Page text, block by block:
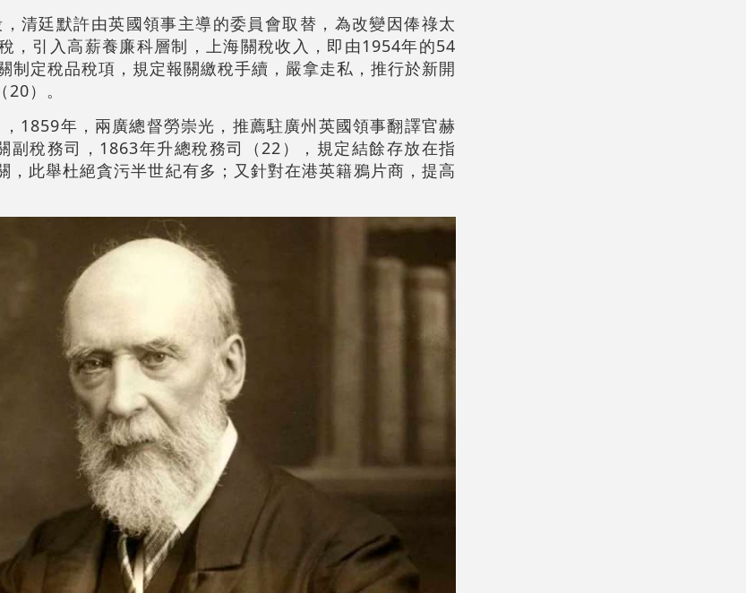
清廷默許由英國領事主導的委員會取替，為改變因俸祿太
，引入高薪養廉科層制，上海關稅收入，即由1954年的54
定稅品稅項，規定報關繳稅手續，嚴拿走私，推行於新開
）。
1859年，兩廣總督勞崇光，推薦駐廣州英國領事翻譯官赫
稅務司，1863年升總稅務司（22），規定結餘存放在指
，此舉杜絕貪污半世紀有多；又針對在港英籍鴉片商，提高